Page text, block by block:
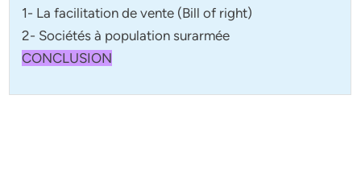
1- La facilitation de vente (Bill of right)
2- Sociétés à population surarmée
CONCLUSION